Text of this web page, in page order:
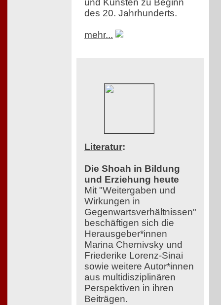
und Künsten zu Beginn
des 20. Jahrhunderts.
mehr...
Literatur:
Die Shoah in Bildung
und Erziehung heute
Mit "Weitergaben und
Wirkungen in
Gegenwartsverhältnissen"
beschäftigen sich die
Herausgeber*innen
Marina Chernivsky und
Friederike Lorenz-Sinai
sowie weitere Autor*innen
aus multidisziplinären
Perspektiven in ihren
Beiträgen.